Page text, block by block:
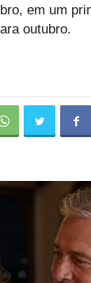
em um
outubro.